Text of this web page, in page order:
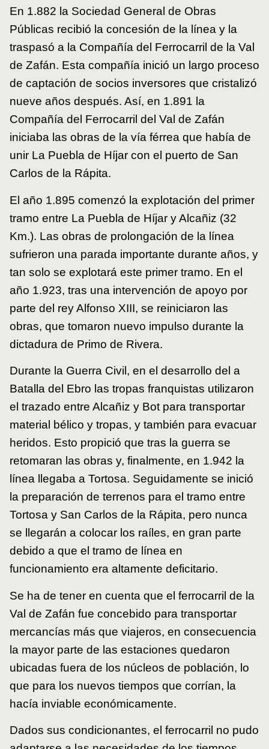
En 1.882 la Sociedad General de Obras
Públicas recibió la concesión de la línea y la
traspasó a la Compañía del Ferrocarril de la Val
de Zafán. Esta compañía inició un largo proceso
de captación de socios inversores que cristalizó
nueve años después. Así, en 1.891 la
Compañía del Ferrocarril del Val de Zafán
iniciaba las obras de la vía férrea que había de
unir La Puebla de Híjar con el puerto de San
Carlos de la Rápita.
El año 1.895 comenzó la explotación del primer
tramo entre La Puebla de Híjar y Alcañiz (32
Km.). Las obras de prolongación de la línea
sufrieron una parada importante durante años, y
tan solo se explotará este primer tramo. En el
año 1.923, tras una intervención de apoyo por
parte del rey Alfonso XIII, se reiniciaron las
obras, que tomaron nuevo impulso durante la
dictadura de Primo de Rivera.
Durante la Guerra Civil, en el desarrollo del a
Batalla del Ebro las tropas franquistas utilizaron
el trazado entre Alcañiz y Bot para transportar
material bélico y tropas, y también para evacuar
heridos. Esto propició que tras la guerra se
retomaran las obras y, finalmente, en 1.942 la
línea llegaba a Tortosa. Seguidamente se inició
la preparación de terrenos para el tramo entre
Tortosa y San Carlos de la Rápita, pero nunca
se llegarán a colocar los raíles, en gran parte
debido a que el tramo de línea en
funcionamiento era altamente deficitario.
Se ha de tener en cuenta que el ferrocarril de la
Val de Zafán fue concebido para transportar
mercancías más que viajeros, en consecuencia
la mayor parte de las estaciones quedaron
ubicadas fuera de los núcleos de población, lo
que para los nuevos tiempos que corrían, la
hacía inviable económicamente.
Dados sus condicionantes, el ferrocarril no pudo